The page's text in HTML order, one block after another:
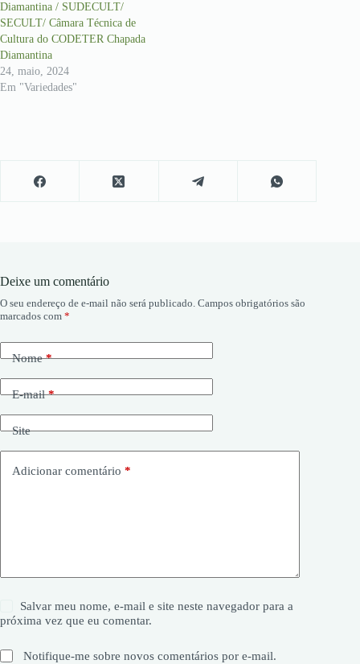
Diamantina / SUDECULT/
SECULT/ Câmara Técnica de
Cultura do CODETER Chapada
Diamantina
24, maio, 2024
Em "Variedades"
Deixe um comentário
O seu endereço de e-mail não será publicado. Campos obrigatórios são
marcados com *
Nome*
E-mail*
Site
Adicionar comentário *
Salvar meu nome, e-mail e site neste navegador para a
próxima vez que eu comentar.
Notifique-me sobre novos comentários por e-mail.